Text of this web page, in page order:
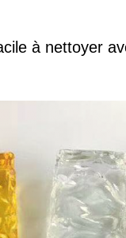
à nettoyer